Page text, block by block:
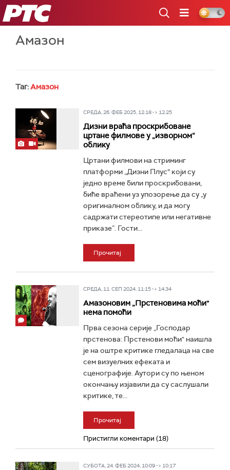
РТС
Амазон
Таг:Амазон
СРЕДА, 26. ФЕБ 2025, 12:18 -> 12:25
Дизни враћа проскрибоване
цртане филмове у „изворном“
облику
Цртани филмови на стриминг
платформи „Дизни Плус“ који су
једно време били проскрибовани,
биће враћени уз упозорење да су „у
оригиналном облику, и да могу
садржати стереотипе или негативне
приказе”. Гости...
Прочитај
СРЕДА, 11. СЕП 2024, 11:15 -> 14:34
Амазоновим „Прстеновима моћи"
нема помоћи
Прва сезона серије „Господар
прстенова: Прстенови моћи" наишла
је на оштре критике гледалаца на све
сем визуелних ефеката и
сценографије. Аутори су по њеном
окончању изјавили да су саслушали
критике, те...
Прочитај
Пристигли коментари (18)
СУБОТА, 24. ФЕБ 2024, 10:09 -> 10:17